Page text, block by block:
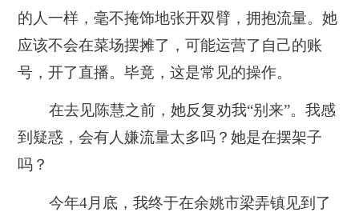
的人一样，毫不掩饰地张开双臂，拥抱流量。她
应该不会在菜场摆摊了，可能运营了自己的账
号，开了直播。毕竟，这是常见的操作。
在去见陈慧之前，她反复劝我“别来”。我感
到疑惑，会有人嫌流量太多吗？她是在摆架子
吗？
今年4月底，我终于在余姚市梁弄镇见到了